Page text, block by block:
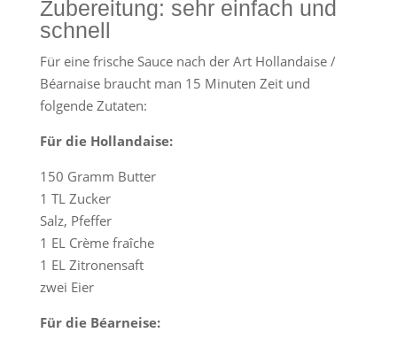
Zubereitung: sehr einfach und
schnell
Für eine frische Sauce nach der Art Hollandaise /
Béarnaise braucht man 15 Minuten Zeit und
folgende Zutaten:
Für die Hollandaise:
150 Gramm Butter
1 TL Zucker
Salz, Pfeffer
1 EL Crème fraîche
1 EL Zitronensaft
zwei Eier
Für die Béarneise: